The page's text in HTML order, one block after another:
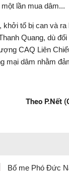
lần mua dâm...
tố bị can và ra
Quang, dù
CAQ Liên
mại dâm nhằm
Theo P.Nết
Bố mẹ Phó Đức